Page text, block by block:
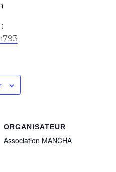
ORGANISATEUR
Association MANCHA